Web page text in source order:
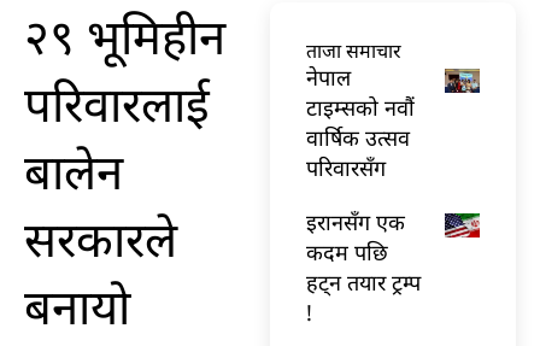
२९ भूमिहीन
परिवारलाई
बालेन
सरकारले
बनायो
ताजा समाचार
नेपाल
टाइम्सको नवौं
वार्षिक उत्सव
परिवारसँग
इरानसँग एक
कदम पछि
हट्न तयार ट्रम्प
!